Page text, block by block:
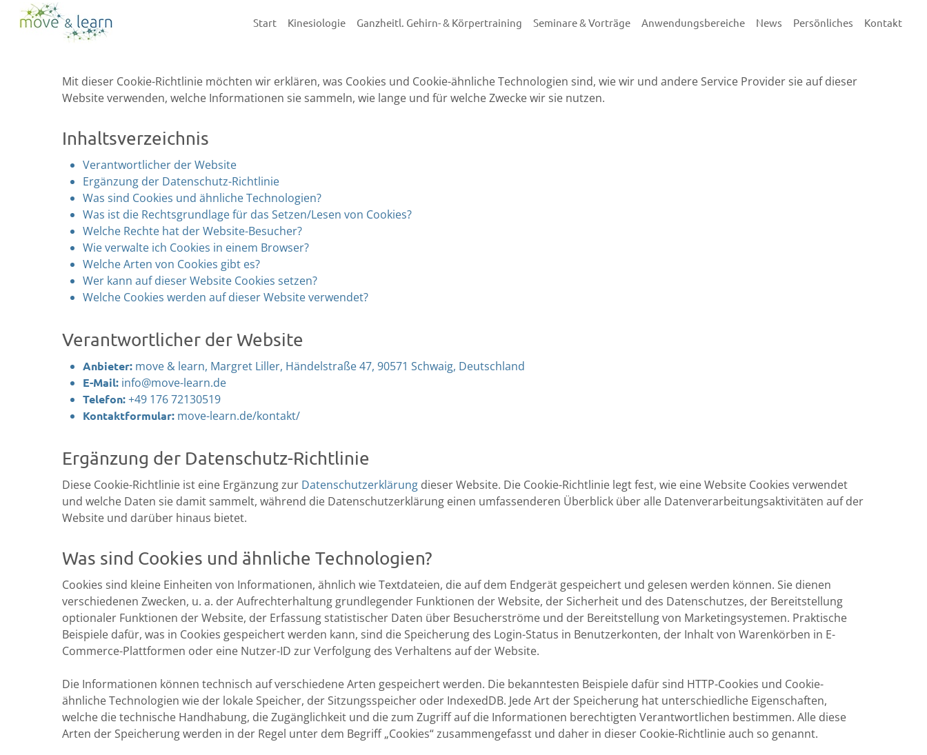
Start Kinesiologie Ganzheitl. Gehirn- & Körpertraining
BRAINGYM®
Seminare & Vorträge Anwendungsbereiche News Persönliches Kontakt
Mit dieser Cookie-Richtlinie möchten wir erklären, was Cookies und Cookie-ähnliche Technologien sind, wie wir und andere Service Provider sie auf dieser
Website verwenden, welche Informationen sie sammeln, wie lange und für welche Zwecke wir sie nutzen.
Inhaltsverzeichnis
Verantwortlicher der Website
Ergänzung der Datenschutz-Richtlinie
Was sind Cookies und ähnliche Technologien?
Was ist die Rechtsgrundlage für das Setzen/Lesen von Cookies?
Welche Rechte hat der Website-Besucher?
Wie verwalte ich Cookies in einem Browser?
Welche Arten von Cookies gibt es?
Wer kann auf dieser Website Cookies setzen?
Welche Cookies werden auf dieser Website verwendet?
Verantwortlicher der Website
Anbieter: move & learn, Margret Liller, Händelstraße 47, 90571 Schwaig, Deutschland
E-Mail: info@move-learn.de
Telefon:+49 176 72130519
Kontaktformular: move-learn.de/kontakt/
Ergänzung der Datenschutz-Richtlinie
Diese Cookie-Richtlinie ist eine Ergänzung zur Datenschutzerklärung dieser Website. Die Cookie-Richtlinie legt fest, wie eine Website Cookies verwendet
und welche Daten sie damit sammelt, während die Datenschutzerklärung einen umfassenderen Überblick über alle Datenverarbeitungsaktivitäten auf der
Website und darüber hinaus bietet.
Was sind Cookies und ähnliche Technologien?
Cookies sind kleine Einheiten von Informationen, ähnlich wie Textdateien, die auf dem Endgerät gespeichert und gelesen werden können. Sie dienen
verschiedenen Zwecken, u. a. der Aufrechterhaltung grundlegender Funktionen der Website, der Sicherheit und des Datenschutzes, der Bereitstellung
optionaler Funktionen der Website, der Erfassung statistischer Daten über Besucherströme und der Bereitstellung von Marketingsystemen. Praktische
Beispiele dafür, was in Cookies gespeichert werden kann, sind die Speicherung des Login-Status in Benutzerkonten, der Inhalt von Warenkörben in E-
Commerce-Plattformen oder eine Nutzer-ID zur Verfolgung des Verhaltens auf der Website.
Die Informationen können technisch auf verschiedene Arten gespeichert werden. Die bekanntesten Beispiele dafür sind HTTP-Cookies und Cookie-
ähnliche Technologien wie der lokale Speicher, der Sitzungsspeicher oder IndexedDB. Jede Art der Speicherung hat unterschiedliche Eigenschaften,
welche die technische Handhabung, die Zugänglichkeit und die zum Zugriff auf die Informationen berechtigten Verantwortlichen bestimmen. Alle diese
Arten der Speicherung werden in der Regel unter dem Begriff „Cookies“ zusammengefasst und daher in dieser Cookie-Richtlinie auch so genannt.